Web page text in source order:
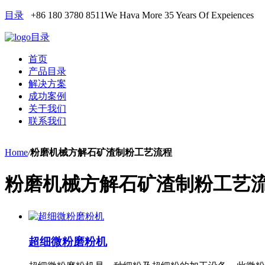
目录 +86 180 3780 8511We Hava More 35 Years Of Expeiences
目录
首页
产品目录
解决方案
成功案例
关于我们
联系我们
Home/粉磨机械方解石矿渣制粉工艺流程
粉磨机械方解石矿渣制粉工艺
超细微粉磨粉机